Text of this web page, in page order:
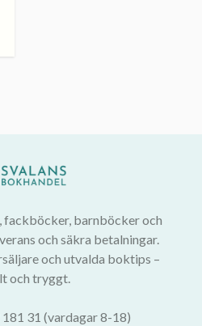
barnböcker och
och säkra betalningar.
och utvalda boktips –
och tryggt.
31 (vardagar 8-18)